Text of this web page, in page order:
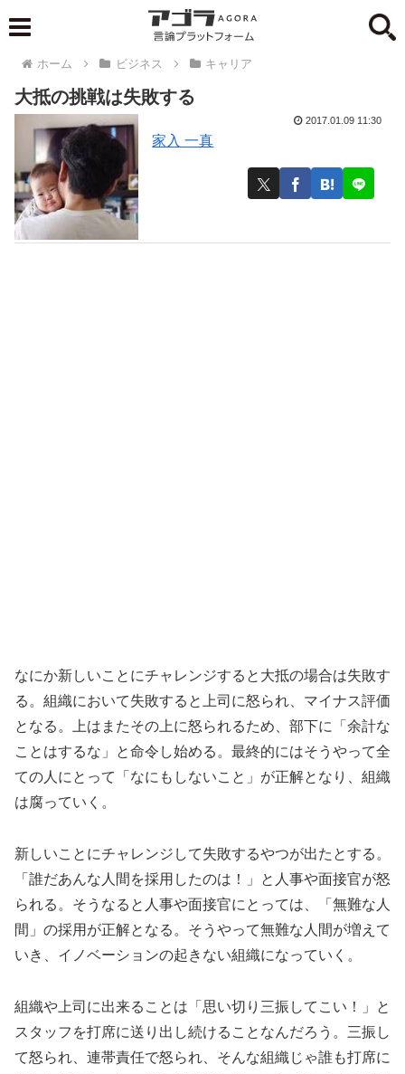
ホーム ビジネス キャリア
大抵の挑戦は失敗する
家入 一真
2017.01.09 11:30
なにか新しいことにチャレンジすると大抵の場合は失敗す
る。組織において失敗すると上司に怒られ、マイナス評価
となる。上はまたその上に怒られるため、部下に「余計な
ことはするな」と命令し始める。最終的にはそうやって全
ての人にとって「なにもしないこと」が正解となり、組織
は腐っていく。
新しいことにチャレンジして失敗するやつが出たとする。
「誰だあんな人間を採用したのは！」と人事や面接官が怒
られる。そうなると人事や面接官にとっては、「無難な人
間」の採用が正解となる。そうやって無難な人間が増えて
いき、イノベーションの起きない組織になっていく。
組織や上司に出来ることは「思い切り三振してこい！」と
スタッフを打席に送り出し続けることなんだろう。三振し
て怒られ、連帯責任で怒られ、そんな組織じゃ誰も打席に